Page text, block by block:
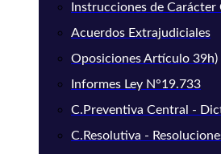
Instrucciones de Carácter
Acuerdos Extrajudiciales
Oposiciones Artículo 39h)
Informes Ley N°19.733
C.Preventiva Central -
C.Resolutiva -